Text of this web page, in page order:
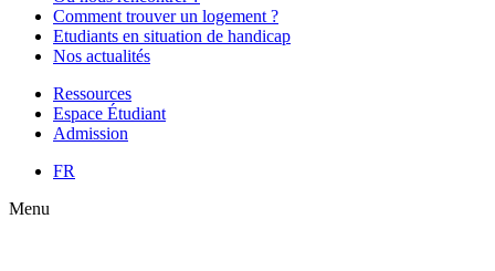
Comment trouver un logement ?
Etudiants en situation de handicap
Nos actualités
Ressources
Espace Étudiant
Admission
FR
Menu